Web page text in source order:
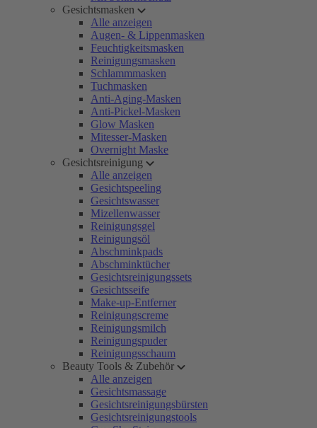
Gesichtsmasken
Alle anzeigen
Augen- & Lippenmasken
Feuchtigkeitsmasken
Reinigungsmasken
Schlammmasken
Tuchmasken
Anti-Aging-Masken
Anti-Pickel-Masken
Glow Masken
Mitesser-Masken
Overnight Maske
Gesichtsreinigung
Alle anzeigen
Gesichtspeeling
Gesichtswasser
Mizellenwasser
Reinigungsgel
Reinigungsöl
Abschminkpads
Abschminktücher
Gesichtsreinigungssets
Gesichtsseife
Make-up-Entferner
Reinigungscreme
Reinigungsmilch
Reinigungspuder
Reinigungsschaum
Beauty Tools & Zubehör
Alle anzeigen
Gesichtsmassage
Gesichtsreinigungsbürsten
Gesichtsreinigungstools